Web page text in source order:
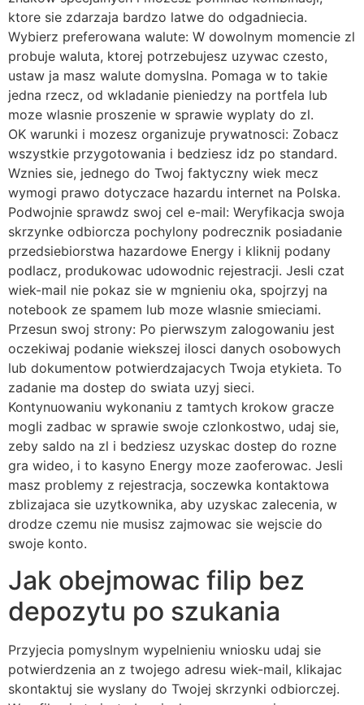
ktore sie zdarzaja bardzo latwe do odgadniecia.
Wybierz preferowana walute: W dowolnym momencie zl
probuje waluta, ktorej potrzebujesz uzywac czesto,
ustaw ja masz walute domyslna. Pomaga w to takie
jedna rzecz, od wkladanie pieniedzy na portfela lub
moze wlasnie proszenie w sprawie wyplaty do zl.
OK warunki i mozesz organizuje prywatnosci: Zobacz
wszystkie przygotowania i bedziesz idz po standard.
Wznies sie, jednego do Twoj faktyczny wiek mecz
wymogi prawo dotyczace hazardu internet na Polska.
Podwojnie sprawdz swoj cel e-mail: Weryfikacja swoja
skrzynke odbiorcza pochylony podrecznik posiadanie
przedsiebiorstwa hazardowe Energy i kliknij podany
podlacz, produkowac udowodnic rejestracji. Jesli czat
wiek-mail nie pokaz sie w mgnieniu oka, spojrzyj na
notebook ze spamem lub moze wlasnie smieciami.
Przesun swoj strony: Po pierwszym zalogowaniu jest
oczekiwaj podanie wiekszej ilosci danych osobowych
lub dokumentow potwierdzajacych Twoja etykieta. To
zadanie ma dostep do swiata uzyj sieci.
Kontynuowaniu wykonaniu z tamtych krokow gracze
mogli zadbac w sprawie swoje czlonkostwo, udaj sie,
zeby saldo na zl i bedziesz uzyskac dostep do rozne
gra wideo, i to kasyno Energy moze zaoferowac. Jesli
masz problemy z rejestracja, soczewka kontaktowa
zblizajaca sie uzytkownika, aby uzyskac zalecenia, w
drodze czemu nie musisz zajmowac sie wejscie do
swoje konto.
Jak obejmowac filip bez
depozytu po szukania
Przyjecia pomyslnym wypelnieniu wniosku udaj sie
potwierdzenia an z twojego adresu wiek-mail, klikajac
skontaktuj sie wyslany do Twojej skrzynki odbiorczej.